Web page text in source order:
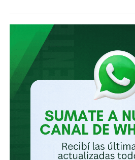
electrónico…